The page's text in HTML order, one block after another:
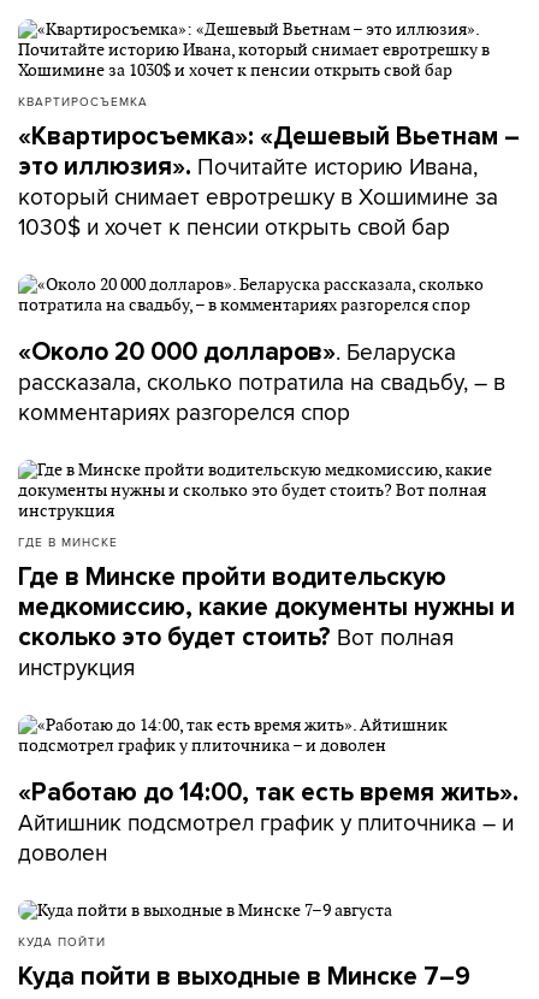
КВАРТИРОСЪЕМКА
«Квартиросъемка»: «Дешевый Вьетнам –
это иллюзия». Почитайте историю Ивана,
который снимает евротрешку в Хошимине за
1030$ и хочет к пенсии открыть свой бар
«Около 20 000 долларов». Беларуска
рассказала, сколько потратила на свадьбу, – в
комментариях разгорелся спор
ГДЕ В МИНСКЕ
Где в Минске пройти водительскую
медкомиссию, какие документы нужны и
сколько это будет стоить? Вот полная
инструкция
«Работаю до 14:00, так есть время жить».
Айтишник подсмотрел график у плиточника – и
доволен
КУДА ПОЙТИ
Куда пойти в выходные в Минске 7–9